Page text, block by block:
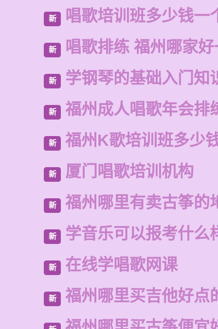
新 唱歌培训班多少钱一
新 唱歌排练 福州哪家
新 学钢琴的基础入门知
新 福州成人唱歌年会排
新 福州K歌培训班多少
新 厦门唱歌培训机构
新 福州哪里有卖古筝的
新 学音乐可以报考什么
新 在线学唱歌网课
新 福州哪里买吉他好点